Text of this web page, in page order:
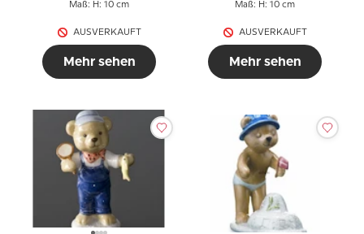
Maß: H: 10 cm
AUSVERKAUFT
Mehr sehen
Maß: H: 10 cm
AUSVERKAUFT
Mehr sehen